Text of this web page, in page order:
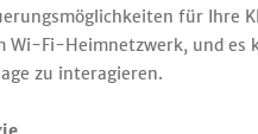
für Ihre
Wi-Fi-Heimnetzwerk, und
zu interagieren.